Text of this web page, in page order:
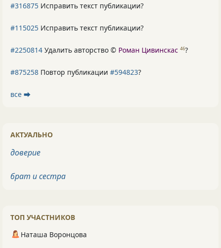
#316875 Исправить текст публикации?
#115025 Исправить текст публикации?
#2250814 Удалить авторство © Роман Цивинскас 46?
#875258 Повтор публикации #594823?
все ⮕
АКТУАЛЬНО
доверие
брат и сестра
ТОП УЧАСТНИКОВ
Наташа Воронцова